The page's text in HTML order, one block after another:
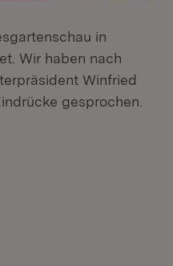
in
Wir haben nach
Winfried
gesprochen.